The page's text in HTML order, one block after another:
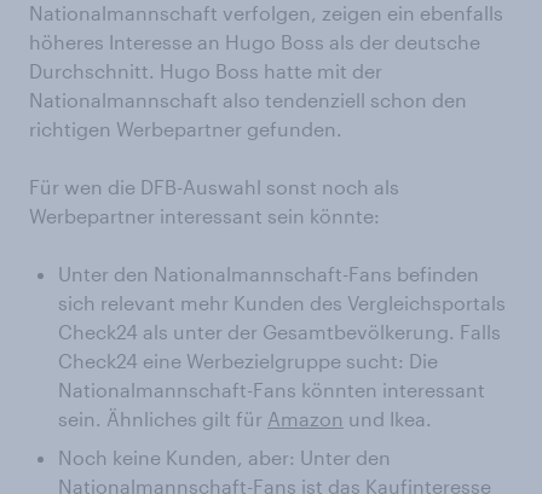
Nationalmannschaft verfolgen, zeigen ein ebenfalls
höheres Interesse an Hugo Boss als der deutsche
Durchschnitt. Hugo Boss hatte mit der
Nationalmannschaft also tendenziell schon den
richtigen Werbepartner gefunden.
Für wen die DFB-Auswahl sonst noch als
Werbepartner interessant sein könnte:
Unter den Nationalmannschaft-Fans befinden
sich relevant mehr Kunden des Vergleichsportals
Check24 als unter der Gesamtbevölkerung. Falls
Check24 eine Werbezielgruppe sucht: Die
Nationalmannschaft-Fans könnten interessant
sein. Ähnliches gilt für Amazon und Ikea.
Noch keine Kunden, aber: Unter den
Nationalmannschaft-Fans ist das Kaufinteresse